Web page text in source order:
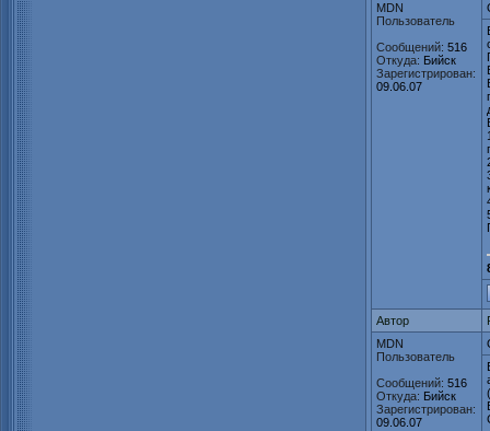
MDN
Пользователь
Сообщений: 516
Откуда: Бийск
Зарегистрирован:
09.06.07
Автор
MDN
Пользователь
Сообщений: 516
Откуда: Бийск
Зарегистрирован:
09.06.07